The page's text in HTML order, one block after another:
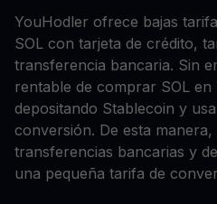
YouHodler ofrece bajas
SOL con tarjeta de crédito,
transferencia bancaria. Sin
rentable de comprar SOL en
depositando Stablecoin y
conversión. De esta manera,
transferencias bancarias y
una pequeña tarifa de